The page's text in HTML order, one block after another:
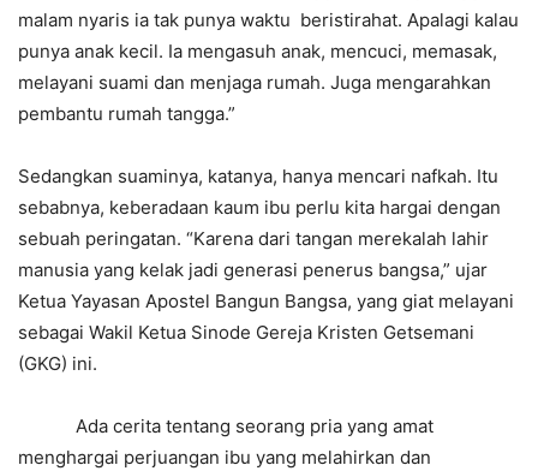
malam nyaris ia tak punya waktu beristirahat. Apalagi kalau
punya anak kecil. Ia mengasuh anak, mencuci, memasak,
melayani suami dan menjaga rumah. Juga mengarahkan
pembantu rumah tangga.”
Sedangkan suaminya, katanya, hanya mencari nafkah. Itu
sebabnya, keberadaan kaum ibu perlu kita hargai dengan
sebuah peringatan. “Karena dari tangan merekalah lahir
manusia yang kelak jadi generasi penerus bangsa,” ujar
Ketua Yayasan Apostel Bangun Bangsa, yang giat melayani
sebagai Wakil Ketua Sinode Gereja Kristen Getsemani
(GKG) ini.
Ada cerita tentang seorang pria yang amat
menghargai perjuangan ibu yang melahirkan dan